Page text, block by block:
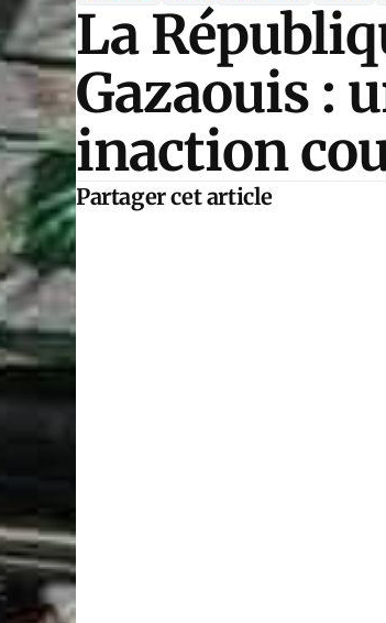
La
Gazaouis :
inaction
Partager cet article